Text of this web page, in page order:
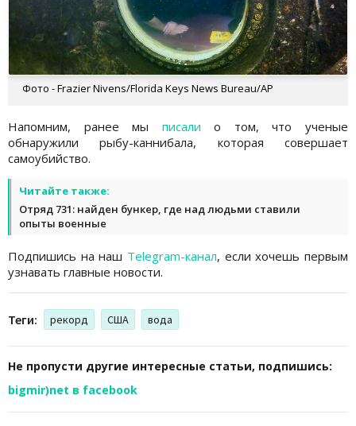
Фото - Frazier Nivens/Florida Keys News Bureau/AP
Напомним, ранее мы писали о том, что ученые
обнаружили рыбу-каннибала, которая совершает
самоубийство.
Читайте также:
Отряд 731: найден бункер, где над людьми ставили
опыты военные
Подпишись на наш Telegram-канал, если хочешь первым
узнавать главные новости.
Теги: рекорд США вода
Не пропусти другие интересные статьи, подпишись:
bigmir)net в facebook